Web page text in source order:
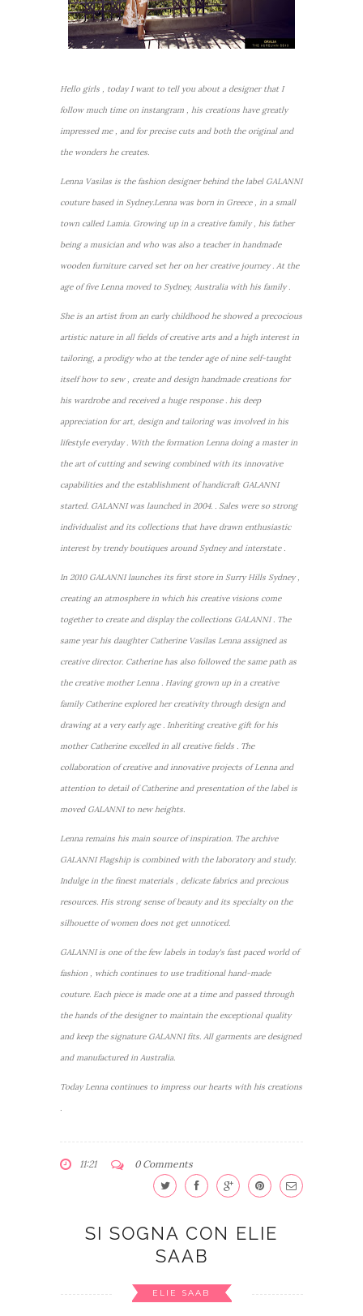
Hello girls , today I want to tell you about a designer that I
follow much time on instangram , his creations have greatly
impressed me , and for precise cuts and both the original and
the wonders he creates.
Lenna Vasilas is the fashion designer behind the label GALANNI
couture based in Sydney.Lenna was born in Greece , in a small
town called Lamia. Growing up in a creative family , his father
being a musician and who was also a teacher in handmade
wooden furniture carved set her on her creative journey . At the
age of five Lenna moved to Sydney, Australia with his family .
She is an artist from an early childhood he showed a precocious
artistic nature in all fields of creative arts and a high interest in
tailoring, a prodigy who at the tender age of nine self-taught
itself how to sew , create and design handmade creations for
his wardrobe and received a huge response . his deep
appreciation for art, design and tailoring was involved in his
lifestyle everyday . With the formation Lenna doing a master in
the art of cutting and sewing combined with its innovative
capabilities and the establishment of handicraft GALANNI
started. GALANNI was launched in 2004. . Sales were so strong
individualist and its collections that have drawn enthusiastic
interest by trendy boutiques around Sydney and interstate .
In 2010 GALANNI launches its first store in Surry Hills Sydney ,
creating an atmosphere in which his creative visions come
together to create and display the collections GALANNI . The
same year his daughter Catherine Vasilas Lenna assigned as
creative director. Catherine has also followed the same path as
the creative mother Lenna . Having grown up in a creative
family Catherine explored her creativity through design and
drawing at a very early age . Inheriting creative gift for his
mother Catherine excelled in all creative fields . The
collaboration of creative and innovative projects of Lenna and
attention to detail of Catherine and presentation of the label is
moved GALANNI to new heights.
Lenna remains his main source of inspiration. The archive
GALANNI Flagship is combined with the laboratory and study.
Indulge in the finest materials , delicate fabrics and precious
resources. His strong sense of beauty and its specialty on the
silhouette of women does not get unnoticed.
GALANNI is one of the few labels in today's fast paced world of
fashion , which continues to use traditional hand-made
couture. Each piece is made one at a time and passed through
the hands of the designer to maintain the exceptional quality
and keep the signature GALANNI fits. All garments are designed
and manufactured in Australia.
Today Lenna continues to impress our hearts with his creations
.
11:21 0 Comments
SI SOGNA CON ELIE
SAAB
ELIE SAAB